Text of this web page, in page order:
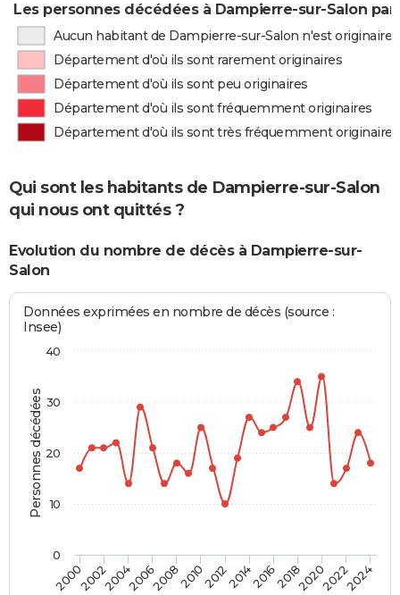
Les personnes décédées à Dampierre-sur-Salon par
Aucun habitant de Dampierre-sur-Salon n'est originaire
Département d'où ils sont rarement originaires
Département d'où ils sont peu originaires
Département d'où ils sont fréquemment originaires
Département d'où ils sont très fréquemment originaires
Qui sont les habitants de Dampierre-sur-Salon
qui nous ont quittés ?
Evolution du nombre de décès à Dampierre-sur-
Salon
Personnes décédées
Données exprimées en nombre de décès (source :
Insee)
2000200220042006200820102012201420162018202020222024
0
10
20
30
40